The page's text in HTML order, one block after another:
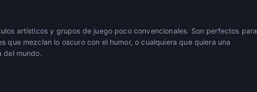
artísticos y grupos de juego poco convencionales. Son perfectos para
que mezclan lo oscuro con el humor, o cualquiera que quiera una
del mundo.